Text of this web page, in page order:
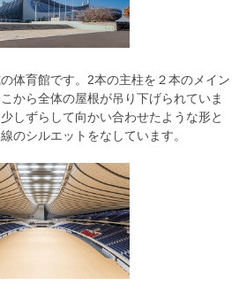
体育館です。2本の主柱を２本のメイン
から全体の屋根が吊り下げられていま
しずらして向かい合わせたような形と
のシルエットをなしています。